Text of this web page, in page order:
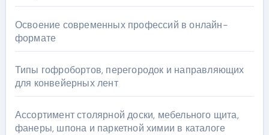
Освоение современных профессий в онлайн-
формате
Типы гофробортов, перегородок и направляющих
для конвейерных лент
Ассортимент столярной доски, мебельного щита,
фанеры, шпона и паркетной химии в каталоге